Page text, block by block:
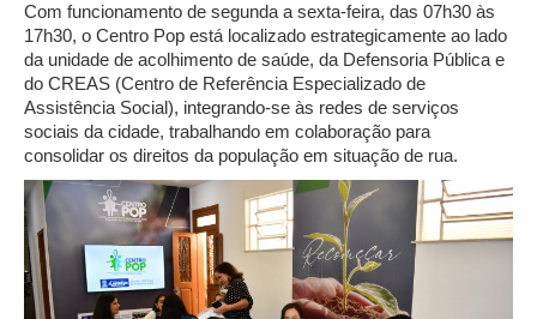
Com funcionamento de segunda a sexta-feira, das 07h30 às
17h30, o Centro Pop está localizado estrategicamente ao lado
da unidade de acolhimento de saúde, da Defensoria Pública e
do CREAS (Centro de Referência Especializado de
Assistência Social), integrando-se às redes de serviços
sociais da cidade, trabalhando em colaboração para
consolidar os direitos da população em situação de rua.